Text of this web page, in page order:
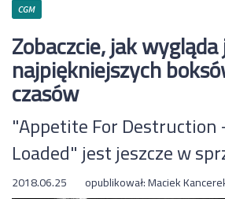
CGM
Zobaczcie, jak
najpiękniejszych
czasów
"Appetite For Destruction
Loaded" jest jeszcze w
2018.06.25 opublikował:Maciek